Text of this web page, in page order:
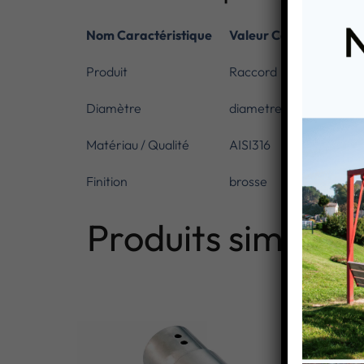
Nom Caractéristique Valeur
Produit Raccord
Diamètre diametre 48,3
Matériau / Qualité AISI316
Finition brosse
Produits